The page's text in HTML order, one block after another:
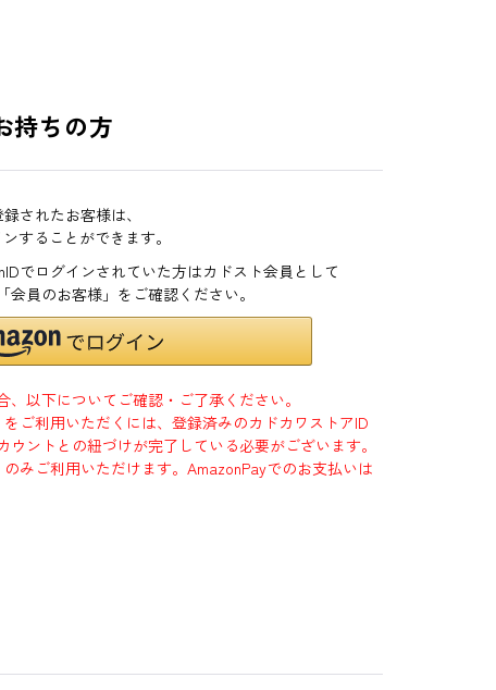
持ちの方
されたお客様は、
することができます。
でログインされていた方はカドスト会員として
員のお客様」をご確認ください。
以下についてご確認・ご了承ください。
ご利用いただくには、登録済みのカドカワストアID
ントとの紐づけが完了している必要がございます。
みご利用いただけます。AmazonPayでのお支払いは